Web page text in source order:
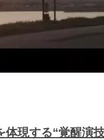
現する“覚醒演